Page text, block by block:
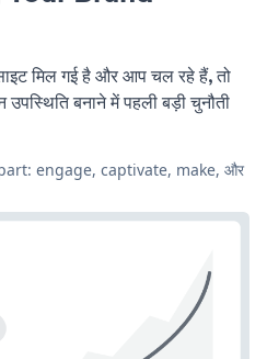
मिल गई है और आप चल रहे हैं, तो
बनाने में पहली बड़ी चुनौती
engage, captivate, make, और